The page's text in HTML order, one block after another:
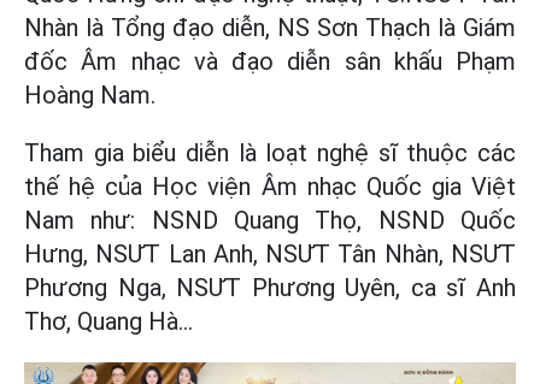
Nhàn là Tổng đạo diễn, NS Sơn Thạch là Giám
đốc Âm nhạc và đạo diễn sân khấu Phạm
Hoàng Nam.
Tham gia biểu diễn là loạt nghệ sĩ thuộc các
thế hệ của Học viện Âm nhạc Quốc gia Việt
Nam như: NSND Quang Thọ, NSND Quốc
Hưng, NSƯT Lan Anh, NSƯT Tân Nhàn, NSƯT
Phương Nga, NSƯT Phương Uyên, ca sĩ Anh
Thơ, Quang Hà...